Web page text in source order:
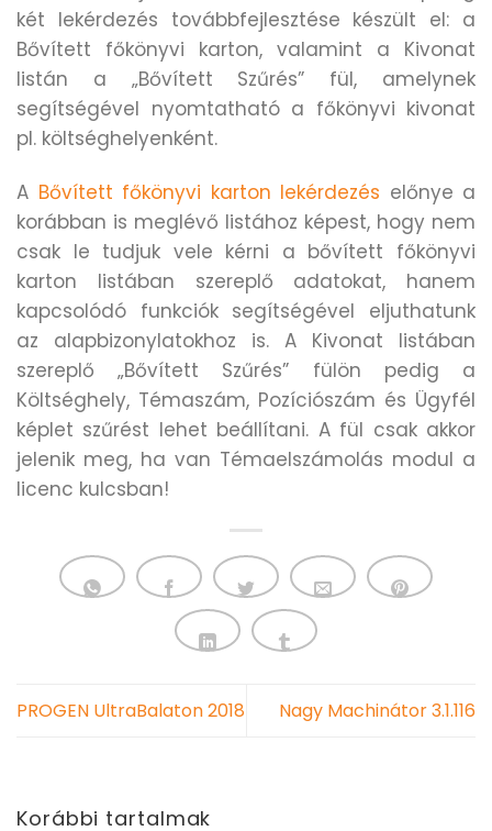
két lekérdezés továbbfejlesztése készült el: a
Bővített főkönyvi karton, valamint a Kivonat
listán a „Bővített Szűrés” fül, amelynek
segítségével nyomtatható a főkönyvi kivonat
pl. költséghelyenként.
A Bővített főkönyvi karton lekérdezés előnye a
korábban is meglévő listához képest, hogy nem
csak le tudjuk vele kérni a bővített főkönyvi
karton listában szereplő adatokat, hanem
kapcsolódó funkciók segítségével eljuthatunk
az alapbizonylatokhoz is. A Kivonat listában
szereplő „Bővített Szűrés” fülön pedig a
Költséghely, Témaszám, Pozíciószám és Ügyfél
képlet szűrést lehet beállítani. A fül csak akkor
jelenik meg, ha van Témaelszámolás modul a
licenc kulcsban!
PROGEN UltraBalaton 2018 Nagy Machinátor 3.1.116
Korábbi tartalmak